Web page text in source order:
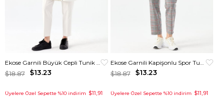
$13.23
$18.87
Üyelere Özel Sepette %10 indirim $11,91
$13.23
$18.87
Üyelere Özel Sepette %10 indirim $11,91